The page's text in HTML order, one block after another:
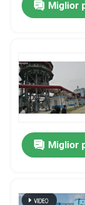
Miglior
Miglior